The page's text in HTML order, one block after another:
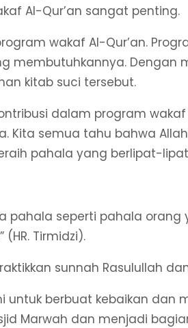
Al-Qur’an sangat penting.
wakaf Al-Qur’an.
membutuhkannya. Dengan
kitab suci tersebut.
dalam program
Kita semua tahu bahwa
pahala yang berlipat-
pahala seperti pahala
Tirmidzi).
sunnah Rasulullah
berbuat kebaikan dan
Marwah dan menjadi